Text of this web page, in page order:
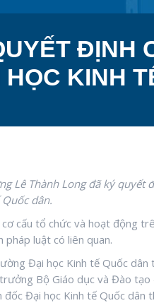
ĐỊNH
KINH
Lê Thành Long đã ký quyết
dân.
cấu tổ chức và hoạt động
luật có liên quan.
Đại học Kinh tế Quốc dân
Bộ Giáo dục và Đào
Đại học Kinh tế Quốc dân